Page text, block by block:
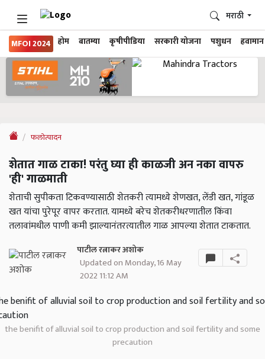
MFOI 2024 होम बातम्या कृषीपीडिया सरकारी योजना पशुधन हवामान
मराठी
फलोत्पादन
शेतात गाळ टाका! परंतु घ्या ही काळजी अन नका वापरु
'ही' गाळमाती
शेताची सुपीकता टिकवण्यासाठी शेतकरी त्यामध्ये शेणखत, लेंडी खत, गांडूळ
खत यांचा पुरेपूर वापर करतात. यामध्ये बरेच शेतकरीधरणातील किंवा
तलावांमधील पाणी कमी झाल्यानंतरत्यातील गाळ आपल्या शेतात टाकतात.
पाटील रत्नाकर अशोक
Updated on Monday, 16 May
2022 11:12 AM
the benifit of alluvial soil to crop production and soil fertility and some
precaution